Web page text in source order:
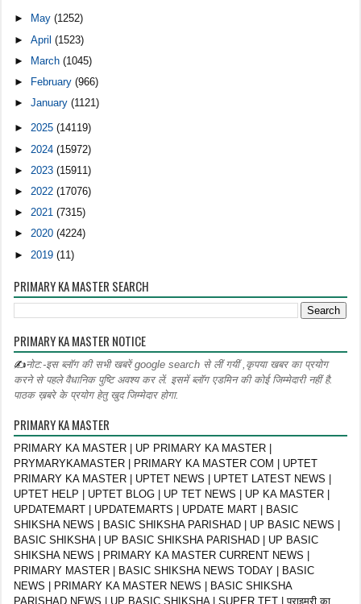
► May(1252)
►April(1523)
► March(1045)
►
February(966)
►January(1121)
►2025(14119)
► 2024(15972)
► 2023(15911)
►2022(17076)
►2021(7315)
►2020(4224)
► 2019(11)
PRIMARY KA MASTER SEARCH
PRIMARY KA MASTER NOTICE
✍नोट:-इस ब्लॉग की सभी खबरें google search से लीं गयीं ,कृपया खबर का प्रयोग
करने से पहले वैधानिक पुष्टि अवश्य कर लें. इसमें ब्लॉग एडमिन की कोई जिम्मेदारी नहीं है.
पाठक ख़बरे के प्रयोग हेतु खुद जिम्मेदार होगा.
PRIMARY KA MASTER
PRIMARY KA MASTER | UP PRIMARY KA MASTER |
PRYMARYKAMASTER | PRIMARY KA MASTER COM | UPTET
PRIMARY KA MASTER | UPTET NEWS | UPTET LATEST NEWS |
UPTET HELP | UPTET BLOG | UP TET NEWS | UP KA MASTER |
UPDATEMART | UPDATEMARTS | UPDATE MART | BASIC
SHIKSHA NEWS | BASIC SHIKSHA PARISHAD | UP BASIC NEWS |
BASIC SHIKSHA | UP BASIC SHIKSHA PARISHAD | UP BASIC
SHIKSHA NEWS | PRIMARY KA MASTER CURRENT NEWS |
PRIMARY MASTER | BASIC SHIKSHA NEWS TODAY | BASIC
NEWS | PRIMARY KA MASTER NEWS | BASIC SHIKSHA
PARISHAD NEWS | UP BASIC SHIKSHA | SUPER TET | प्राइमरी का